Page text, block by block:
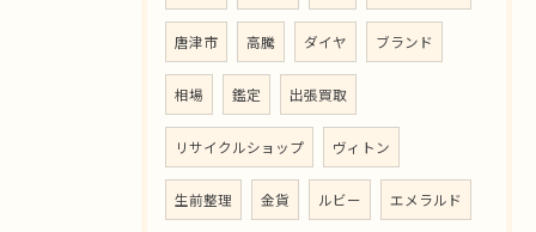
唐津市 高騰 ダイヤ ブランド
相場 鑑定 出張買取
リサイクルショップ ヴィトン
生前整理 金貨 ルビー エメラルド